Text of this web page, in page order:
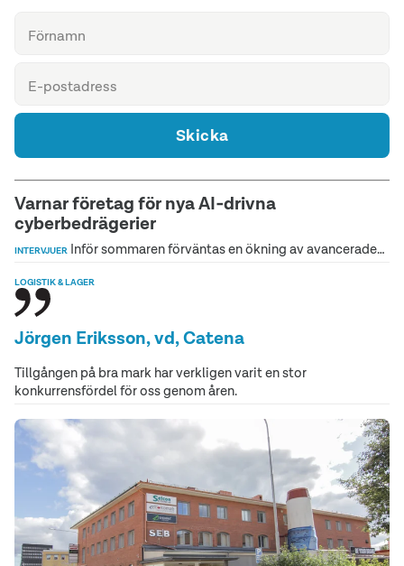
Skicka
Varnar företag för nya AI‑drivna
cyberbedrägerier
INTERVJUER Inför sommaren förväntas en ökning av avancerade…
LOGISTIK & LAGER
Jörgen Eriksson, vd, Catena
Tillgången på bra mark har verkligen varit en stor
konkurrensfördel för oss genom åren.